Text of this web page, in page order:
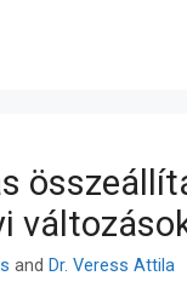
and Dr. Veress Attila